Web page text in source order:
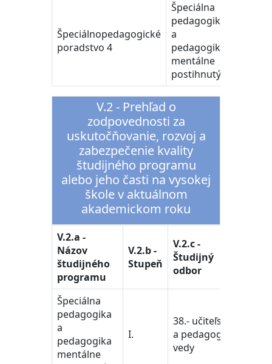
Špeciálnopedagogické
poradstvo 4
Špeciálna
pedagogika
a
pedagogika
mentálne
postihnutých
V.2 - Prehľad o
zodpovednosti za
uskutočňovanie, rozvoj a
zabezpečenie kvality
študijného programu
alebo jeho časti na vysokej
škole v aktuálnom
akademickom roku
V.2.a -
Názov
študijného
programu
V.2.b -
Stupeň
V.2.c -
Študijný
odbor
Špeciálna
pedagogika
a
pedagogika
mentálne
I.
38.- učiteľstvo
a pedagogické
vedy